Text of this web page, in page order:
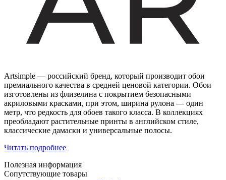
Artsimple — российский бренд, который производит обои
премиального качества в средней ценовой категории. Обои
изготовлены из флизелина с покрытием безопасными
акриловыми красками, при этом, ширина рулона — один
метр, что редкость для обоев такого класса. В коллекциях
преобладают растительные принты в английском стиле,
классические дамаски и универсальные полосы.
Читать подробнее
Полезная информация
Сопутствующие товары